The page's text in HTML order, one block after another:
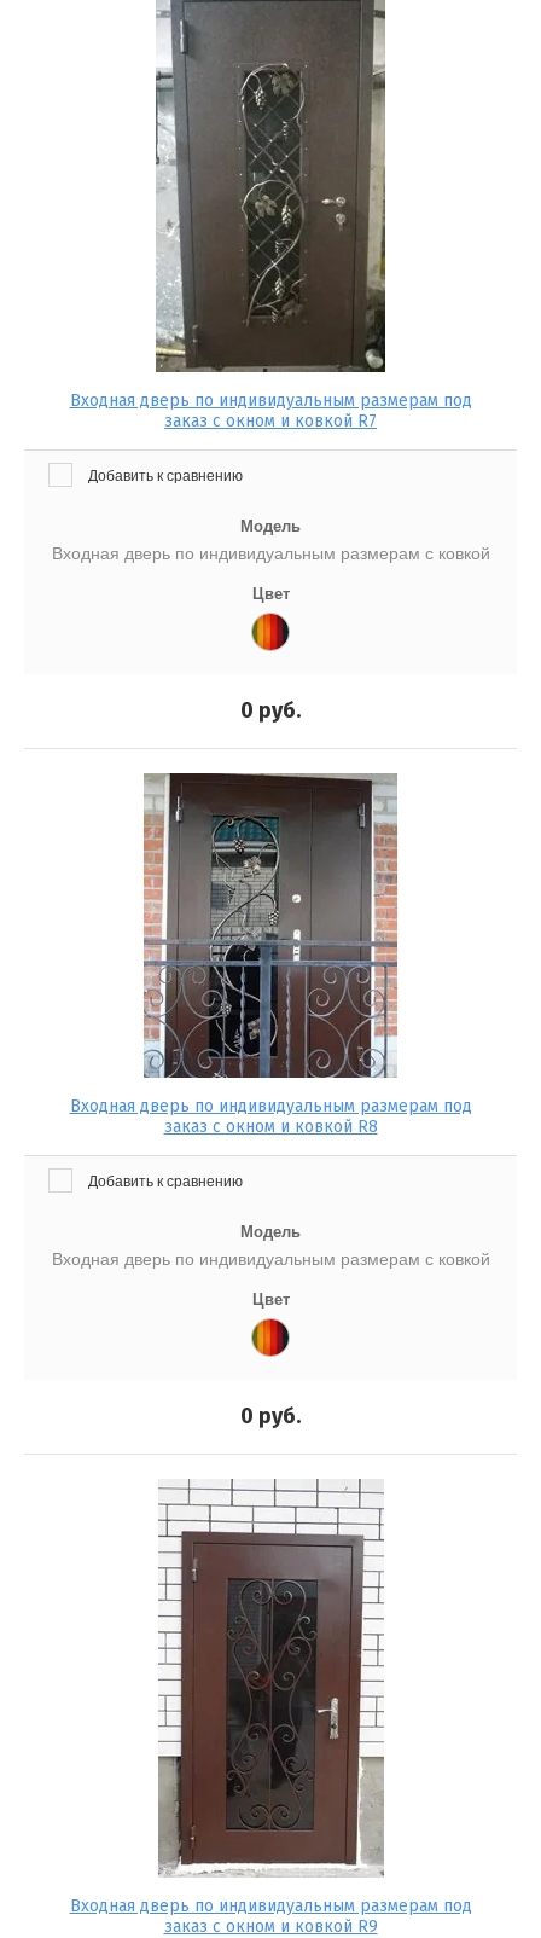
Входная дверь по индивидуальным размерам под
заказ с окном и ковкой R7
Добавить к сравнению
Модель
Входная дверь по индивидуальным размерам с ковкой
Цвет
0 руб.
Входная дверь по индивидуальным размерам под
заказ с окном и ковкой R8
Добавить к сравнению
Модель
Входная дверь по индивидуальным размерам с ковкой
Цвет
0 руб.
Входная дверь по индивидуальным размерам под
заказ с окном и ковкой R9